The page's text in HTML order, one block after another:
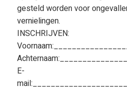
gesteld worden voor
vernielingen.
INSCHRIJVEN:
E-